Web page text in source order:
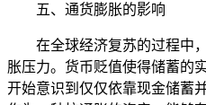
五、通货膨胀的影响
在全球经济复苏的过程中
胀压力。货币贬值使得储蓄的
开始意识到仅仅依靠现金储蓄